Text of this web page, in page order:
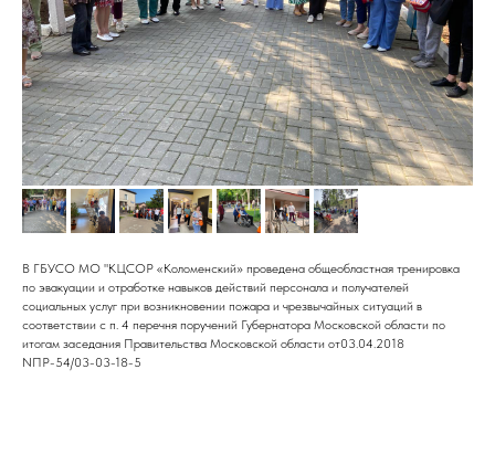
В ГБУСО МО "КЦСОР «Коломенский» проведена общеобластная тренировка
по эвакуации и отработке навыков действий персонала и получателей
социальных услуг при возникновении пожара и чрезвычайных ситуаций в
соответствии с п. 4 перечня поручений Губернатора Московской области по
итогам заседания Правительства Московской области от03.04.2018
NПР-54/03-03-18-5